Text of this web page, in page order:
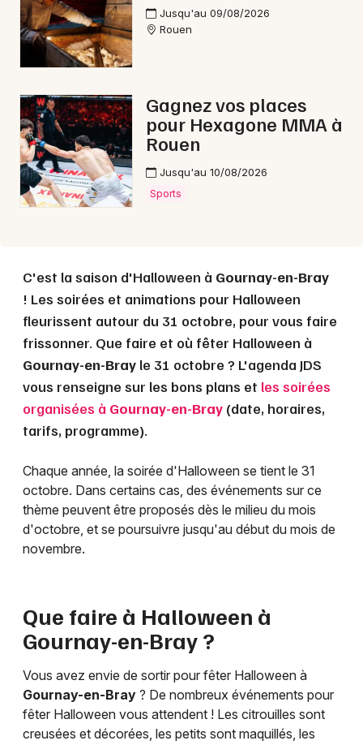
76 - Seine-Maritime
Mon email
Jusqu'au 09/08/2026
Rouen
Gagnez vos places
pour Hexagone MMA à
Rouen
Jusqu'au 10/08/2026
Sports
C'est la saison d'Halloween à Gournay-en-Bray
! Les soirées et animations pour Halloween
fleurissent autour du 31 octobre, pour vous faire
frissonner. Que faire et où fêter Halloween à
Gournay-en-Bray le 31 octobre ? L'agenda JDS
vous renseigne sur les bons plans et les soirées
organisées à Gournay-en-Bray (date, horaires,
tarifs, programme).
Chaque année, la soirée d'Halloween se tient le 31
octobre. Dans certains cas, des événements sur ce
thème peuvent être proposés dès le milieu du mois
d'octobre, et se poursuivre jusqu'au début du mois de
novembre.
Que faire à Halloween à
Gournay-en-Bray ?
Vous avez envie de sortir pour fêter Halloween à
Gournay-en-Bray ? De nombreux événements pour
fêter Halloween vous attendent ! Les citrouilles sont
creusées et décorées, les petits sont maquillés, les